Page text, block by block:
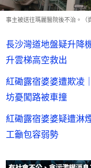
事主被送往瑪麗醫院後不治。（
長沙灣道地盤疑升
升雲梯高空救出
紅磡露宿婆婆遭欺
坊憂闖路被車撞
紅磡露宿婆婆疑遭
工籲包容弱勢